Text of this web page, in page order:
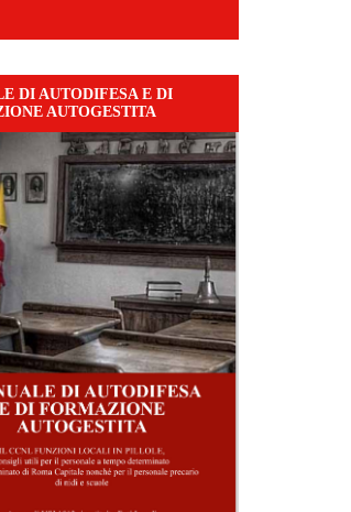
DI AUTODIFESA E DI
AUTOGESTITA